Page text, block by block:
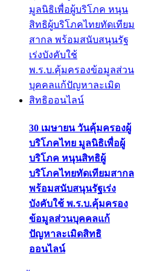
30 เมษายน วันคุ้มครองผู้
บริโภคไทย มูลนิธิเพื่อผู้
บริโภค หนุนสิทธิผู้
บริโภคไทยทัดเทียมสากล
พร้อมสนับสนุนรัฐเร่ง
บังคับใช้ พ.ร.บ.คุ้มครอง
ข้อมูลส่วนบุคคลแก้
ปัญหาละเมิดสิทธิ
ออนไลน์